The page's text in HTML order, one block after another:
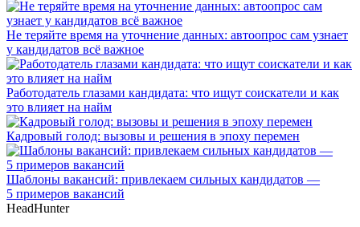
Не теряйте время на уточнение данных: автоопрос сам узнает
у кандидатов всё важное
Работодатель глазами кандидата: что ищут соискатели и как
это влияет на найм
Кадровый голод: вызовы и решения в эпоху перемен
Шаблоны вакансий: привлекаем сильных кандидатов —
5 примеров вакансий
HeadHunter